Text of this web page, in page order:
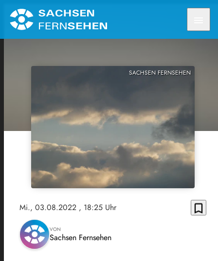
SACHSEN FERNSEHEN
Mi., 03.08.2022 , 18:25 Uhr bookmark_border
VON
Sachsen Fernsehen